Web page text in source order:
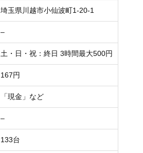
埼玉県川越市小仙波町1-20-1
–
土・日・祝：終日 3時間最大500円
167円
「現金」など
–
133台